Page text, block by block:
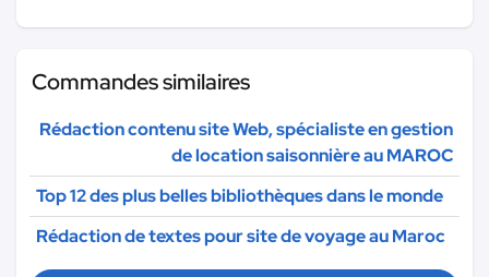
Commandes similaires
Rédaction contenu site Web, spécialiste en gestion
de location saisonnière au MAROC
Top 12 des plus belles bibliothèques dans le monde
Rédaction de textes pour site de voyage au Maroc